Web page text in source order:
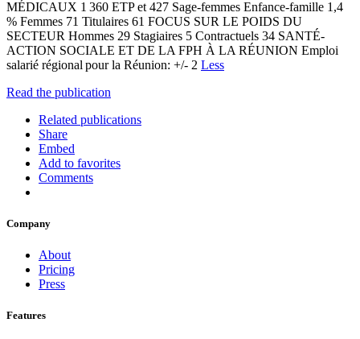
MÉDICAUX 1 360 ETP et 427 Sage-femmes Enfance-famille 1,4
% Femmes 71 Titulaires 61 FOCUS SUR LE POIDS DU
SECTEUR Hommes 29 Stagiaires 5 Contractuels 34 SANTÉ-
ACTION SOCIALE ET DE LA FPH À LA RÉUNION Emploi
salarié régional pour la Réunion: +/- 2 Less
Read the publication
Related publications
Share
Embed
Add to favorites
Comments
Company
About
Pricing
Press
Features